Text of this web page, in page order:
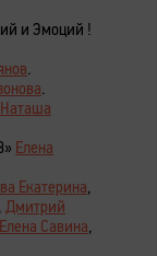
и Эмоций !
Наташа
Елена
Екатерина
Дмитрий
Елена Савина